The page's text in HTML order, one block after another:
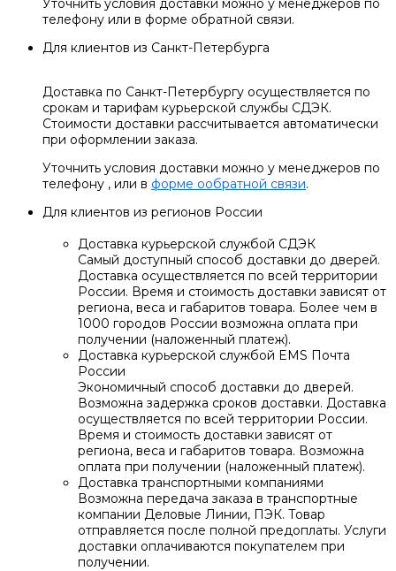
Уточнить условия доставки можно у менеджеров по
телефону или в форме обратной связи.
Для клиентов из Санкт-Петербурга
Доставка по Санкт-Петербургу осуществляется по
срокам и тарифам курьерской службы СДЭК.
Стоимости доставки рассчитывается автоматически
при оформлении заказа.
Уточнить условия доставки можно у менеджеров по
телефону , или в форме ообратной связи.
Для клиентов из регионов России
Доставка курьерской службой СДЭК
Самый доступный способ доставки до дверей.
Доставка осуществляется по всей территории
России. Время и стоимость доставки зависят от
региона, веса и габаритов товара. Более чем в
1000 городов России возможна оплата при
получении (наложенный платеж).
Доставка курьерской службой EMS Почта
России
Экономичный способ доставки до дверей.
Возможна задержка сроков доставки. Доставка
осуществляется по всей территории России.
Время и стоимость доставки зависят от
региона, веса и габаритов товара. Возможна
оплата при получении (наложенный платеж).
Доставка транспортными компаниями
Возможна передача заказа в транспортные
компании Деловые Линии, ПЭК. Товар
отправляется после полной предоплаты. Услуги
доставки оплачиваются покупателем при
получении.